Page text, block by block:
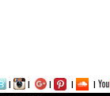
| | | | |